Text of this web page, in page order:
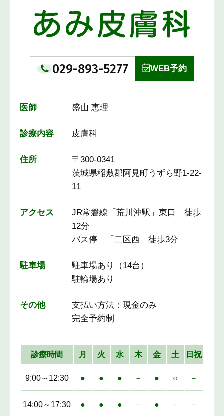
029-893-5277 WEB予約
医師 盛山 恵理
診療内容 皮膚科
住所
〒300-0341
茨城県稲敷郡阿見町うずら野1-22-
11
アクセス
JR常磐線「荒川沖駅」東口 徒歩
12分
バス停 「二区西」徒歩3分
駐車場
駐車場あり（14台）
駐輪場あり
その他
支払い方法：現金のみ
完全予約制
診療時間 月 火 水 木 金 土 日祝
9:00～12:30 ● ● ● － ● ○ －
14:00～17:30 ● ● ● － ● － －